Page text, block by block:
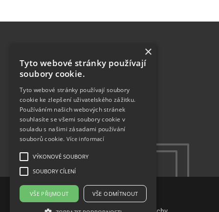
O nás
Členové sdružení
Realizace
Semináře
Konfigurátor
Kontakty
© 2023
⎯⎯
×
Tyto webové stránky používají
soubory cookie.
Tyto webové stránky používají soubory
cookie ke zlepšení uživatelského zážitku.
Používáním našich webových stránek
souhlasíte se všemi soubory cookie v
souladu s našimi zásadami používání
souborů cookie. Více informací
VÝKONOVÉ SOUBORY
SOUBORY CÍLENÍ
VŠE PŘIJMOUT VŠE ODMÍTNOUT